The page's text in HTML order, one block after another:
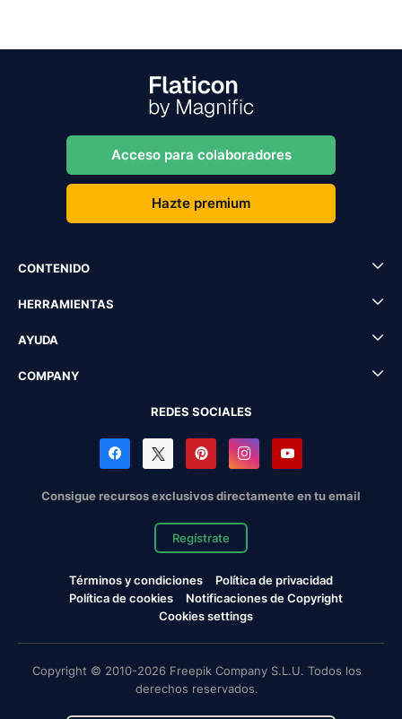
Acceso para colaboradores
Hazte premium
CONTENIDO
HERRAMIENTAS
AYUDA
COMPANY
REDES SOCIALES
Consigue recursos exclusivos directamente en tu email
Regístrate
Términos y condiciones
Política de privacidad
Política de cookies
Notificaciones de Copyright
Cookies settings
Copyright © 2010-2026 Freepik Company S.L.U. Todos los
derechos reservados.